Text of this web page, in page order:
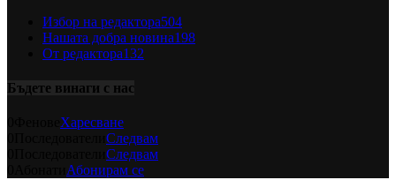
Избор на редактора504
Нашата добра новина198
От редактора132
Бъдете винаги с нас
Харесване
Следвам
Следвам
Абонирам се